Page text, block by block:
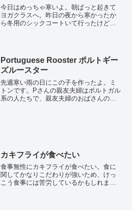
今日はめっちゃ寒いよ。朝ぱっと起きて
ヨガクラスへ。昨日の夜から寒かったか
ら冬用のシックコートいて行ったけどダ
Portuguese Rooster ポルトギー
ズルースター
先週寒い雨の日にこの子を作ったよ。ミ
トンです。Pさんの親友夫婦はポルトガル
系の人たちで、親友夫婦のおばさんの手
カキフライが食べたい
食事無性にカキフライが食べたい。食に
関してかなりこだわりが強いため、けっ
こう食事には苦労しているかもしれませ